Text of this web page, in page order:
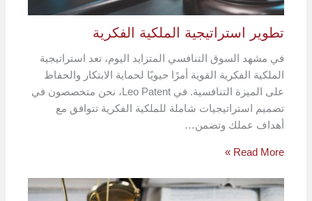
تطوير استراتيجية الملكية الفكرية
في مشهد السوق التنافسي المتزايد اليوم، تعد استراتيجية
الملكية الفكرية القوية أمرًا حيويًا لحماية الابتكار والحفاظ
على الميزة التنافسية. في Leo Patent، نحن متخصصون في
تصميم استراتيجيات شاملة للملكية الفكرية تتوافق مع
أهداف عملك وتضمن…
Read More »